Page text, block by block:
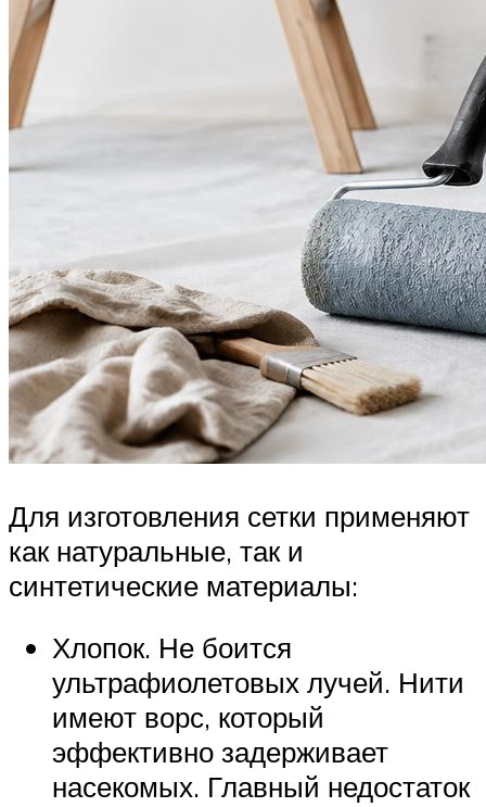
Для изготовления сетки применяют
как натуральные, так и
синтетические материалы:
Хлопок. Не боится
ультрафиолетовых лучей. Нити
имеют ворс, который
эффективно задерживает
насекомых. Главный недостаток